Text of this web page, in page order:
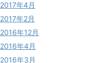
2017年4月
2017年2月
2016年12月
2016年4月
2016年3月